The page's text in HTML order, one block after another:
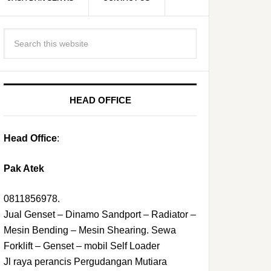
HEAD OFFICE
Head Office:
Pak Atek
0811856978.
Jual Genset – Dinamo Sandport – Radiator –
Mesin Bending – Mesin Shearing. Sewa
Forklift – Genset – mobil Self Loader
Jl raya perancis Pergudangan Mutiara